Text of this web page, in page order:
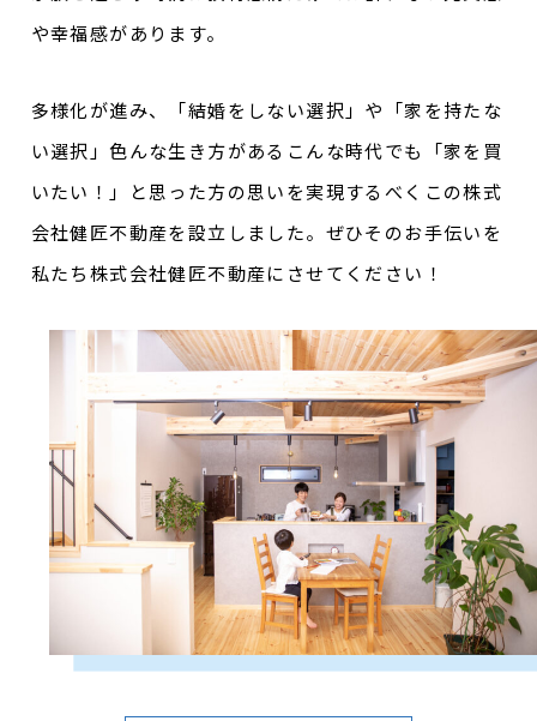
や幸福感があります。
多様化が進み、「結婚をしない選択」や「家を持たな
い選択」色んな生き方があるこんな時代でも「家を買
いたい！」と思った方の思いを実現するべくこの株式
会社健匠不動産を設立しました。ぜひそのお手伝いを
私たち株式会社健匠不動産にさせてください！